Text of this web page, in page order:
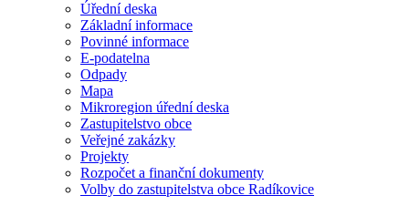
Úřední deska
Základní informace
Povinné informace
E-podatelna
Odpady
Mapa
Mikroregion úřední deska
Zastupitelstvo obce
Veřejné zakázky
Projekty
Rozpočet a finanční dokumenty
Volby do zastupitelstva obce Radíkovice